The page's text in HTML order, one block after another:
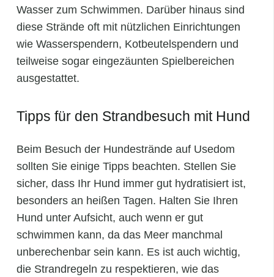
Wasser zum Schwimmen. Darüber hinaus sind
diese Strände oft mit nützlichen Einrichtungen
wie Wasserspendern, Kotbeutelspendern und
teilweise sogar eingezäunten Spielbereichen
ausgestattet.
Tipps für den Strandbesuch mit Hund
Beim Besuch der Hundestrände auf Usedom
sollten Sie einige Tipps beachten. Stellen Sie
sicher, dass Ihr Hund immer gut hydratisiert ist,
besonders an heißen Tagen. Halten Sie Ihren
Hund unter Aufsicht, auch wenn er gut
schwimmen kann, da das Meer manchmal
unberechenbar sein kann. Es ist auch wichtig,
die Strandregeln zu respektieren, wie das